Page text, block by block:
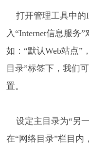
打开管理工具中的
入“Internet信息服务
如：“默认Web站点”
目录”标签下，我们
置。
设定主目录为“另
在“网络目录”栏目